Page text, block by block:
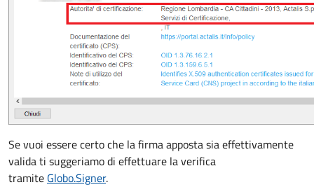
Se vuoi essere certo che la firma apposta sia effettivamente
valida ti suggeriamo di effettuare la verifica
tramite Globo.Signer.